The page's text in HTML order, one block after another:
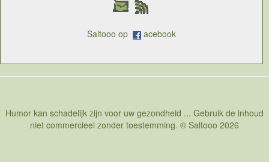
Saltooo op acebook
Humor kan schadelijk zijn voor uw gezondheid ... Gebruik de inhoud
niet commercieel zonder toestemming. © Saltooo 2026